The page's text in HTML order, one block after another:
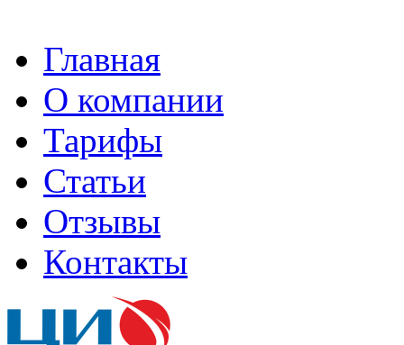
Главная
О компании
Тарифы
Статьи
Отзывы
Контакты